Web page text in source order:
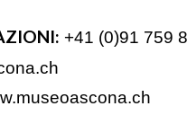
+41 (0)91 759